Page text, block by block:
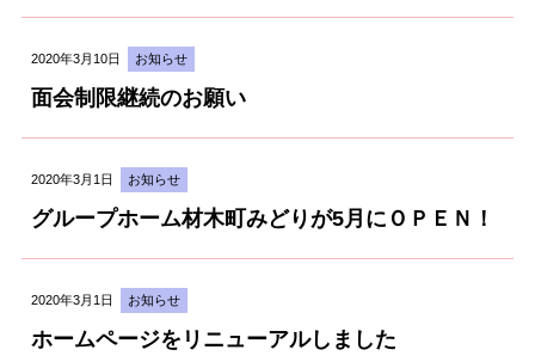
2020年3月10日 お知らせ
面会制限継続のお願い
2020年3月1日 お知らせ
グループホーム材木町みどりが5月にＯＰＥＮ！
2020年3月1日 お知らせ
ホームページをリニューアルしました